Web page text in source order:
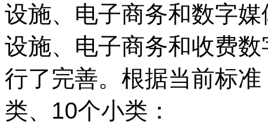
设施、电子商务和数字
设施、电子商务和收费
行了完善。根据当前标
类、10个小类：